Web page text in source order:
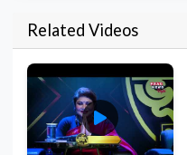
Related Videos